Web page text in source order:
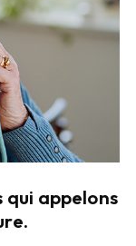
qui appelons